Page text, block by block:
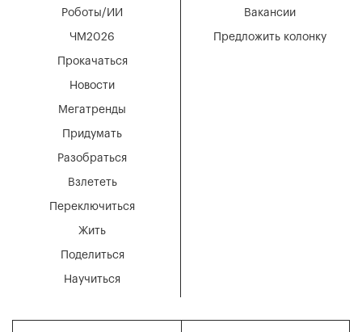
Мегатренды
Придумать
Разобраться
Взлететь
Новости
Переключиться
Жить
Поделиться
Научиться
Роботы/ИИ
ЧМ2026
Прокачаться
Вакансии
Предложить колонку